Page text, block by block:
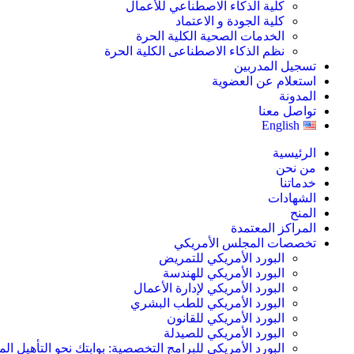
كلية الذكاء الاصطناعي للأعمال
كلية الجودة و الاعتماد
الخدمات الصحية الكلية الحرة
نظم الذكاء الاصطناعى الكلية الحرة
تسجيل المدربين
استعلام عن العضوية
المدونة
تواصل معنا
English
الرئيسية
من نحن
خدماتنا
الشهادات
المنح
المراكز المعتمدة
تخصصات المجلس الأمريكي
البورد الأمريكي للتمريض
البورد الأمريكي للهندسة
البورد الأمريكي لإدارة الأعمال
البورد الأمريكي للطب البشري
البورد الأمريكي للقانون
البورد الأمريكي للصيدلة
البورد الأمريكي للبرامج التخصصية: بوابتك نحو التأهيل